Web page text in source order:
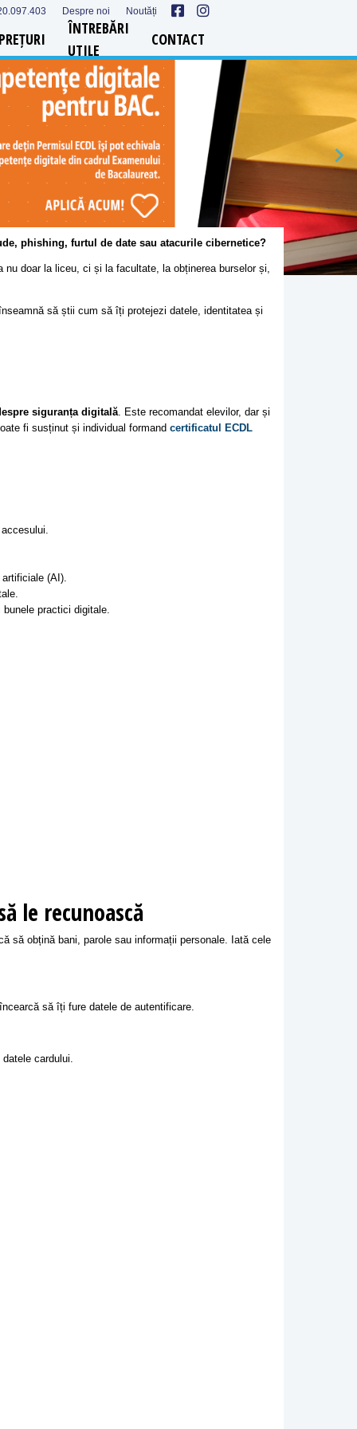
Despre noi Noutăți
ÎNTREBĂRI
UTILE
CONTACT
phishing, furtul de date sau atacurile cibernetice?
doar la liceu, ci și la facultate, la obținerea burselor și,
să știi cum să îți protejezi datele, identitatea și
siguranța digitală. Este recomandat elevilor, dar și
fi susținut și individual formand certificatul ECDL
(AI).
practici digitale.
le recunoască
obțină bani, parole sau informații personale. Iată cele
să îți fure datele de autentificare.
cardului.